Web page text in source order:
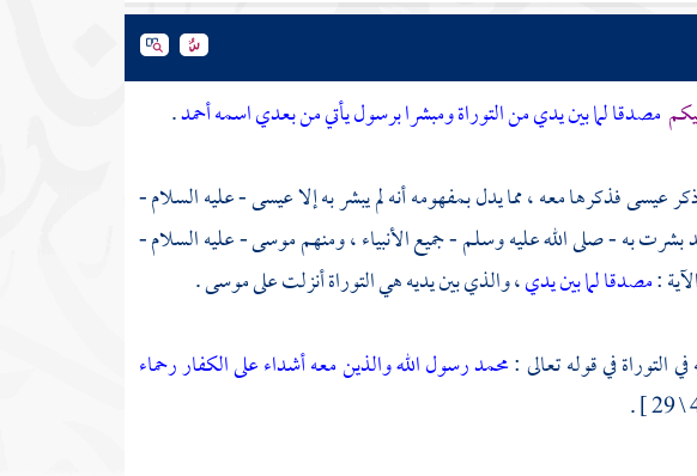
مصدقا لما بين يدي من التوراة ومبشرا برسول يأتي من بعدي اسمه أحمد.
عيسىفذكرها معه ، مما يدل بمفهومه أنه لم يبشر به إلاعيسى- عليه السلام -
به - صلى الله عليه وسلم - جميع الأنبياء ، ومنهمموسى- عليه السلام -
:مصدقا لما بين يدي، والذي بين يديه هي التوراة أنزلت علىموسى.
في قوله تعالى :محمد رسول الله والذين معه أشداء على الكفار رحماء